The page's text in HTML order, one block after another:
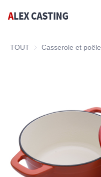
TOUT Casserole et poêle
Nous contacter